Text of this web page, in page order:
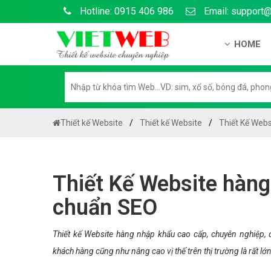
Hotline: 0915 406 986 Email:
HOME
Hướng
Chính
Chính
Thiết kế Website Thiết kế Website Thiết Kế
Thiết Kế Website
chuẩn SEO
Thiết kế Website hàng nhập khẩu cao cấp, chuyên
khách hàng cũng như nâng cao vị thế trên thị trường là rất lớn.